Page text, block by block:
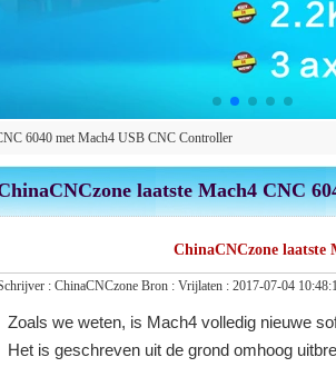
6040 met Mach4 USB CNC Controller
laatste Mach4 CNC
ChinaCNCzone laatste
: ChinaCNCzone Bron : Vrijlaten : 2017-07-04
Zoals we weten, is Mach4 volledig nieuwe
Het is geschreven uit de grond omhoog